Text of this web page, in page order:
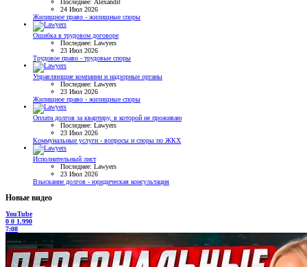
Последнее: Alexandit
24 Июл 2026
Жилищное право - жилищные споры
Ошибка в трудовом договоре
Последнее: Lawyers
23 Июл 2026
Трудовое право - трудовые споры
Управляющие компании и надзорные органы
Последнее: Lawyers
23 Июл 2026
Жилищное право - жилищные споры
Оплата долгов за квартиру, в которой не проживаю
Последнее: Lawyers
23 Июл 2026
Коммунальные услуги - вопросы и споры по ЖКХ
Исполнительный лист
Последнее: Lawyers
23 Июл 2026
Взыскание долгов - юридическая консультация
Новые видео
YouTube
0 0 1.990
7:08